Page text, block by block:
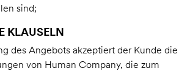
sind;
KLAUSELN
des Angebots akzeptiert der Kunde die
von Human Company, die zum